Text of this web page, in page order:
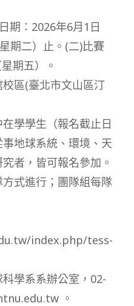
期：2026年6月1日
期二）止。(二)比賽
期五）。
區(臺北市文山區汀
學學生（報名截止日
地球系統、環境、天
者，皆可報名參加。
式進行；團隊組每隊
index.php/tess-
學系系辦公室，02-
。